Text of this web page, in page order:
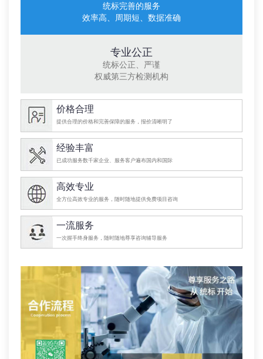
统标完善的服务
效率高、周期短、数据准确
专业公正
统标公正、严谨
权威第三方检测机构
价格合理
提供合理的价格和完善保障的服务，报价清晰明了
经验丰富
已成功服务数千家企业、服务客户遍布国内和国际
高效专业
全方位高效专业的服务，随时随地提供免费项目咨询
一流服务
一次握手终身服务，随时随地尊享咨询辅导服务